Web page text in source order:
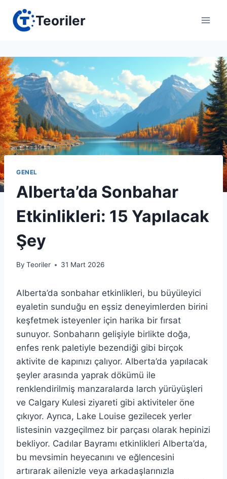
content
Teoriler
GENEL
Alberta’da Sonbahar
Etkinlikleri: 15 Yapılacak
Şey
By Teoriler 31 Mart 2026
Alberta’da sonbahar etkinlikleri, bu büyüleyici
eyaletin sunduğu en eşsiz deneyimlerden birini
keşfetmek isteyenler için harika bir fırsat
sunuyor. Sonbaharın gelişiyle birlikte doğa,
enfes renk paletiyle bezendiği gibi birçok
aktivite de kapınızı çalıyor. Alberta’da yapılacak
şeyler arasında yaprak dökümü ile
renklendirilmiş manzaralarda larch yürüyüşleri
ve Calgary Kulesi ziyareti gibi aktiviteler öne
çıkıyor. Ayrıca, Lake Louise gezilecek yerler
listesinin vazgeçilmez bir parçası olarak hepinizi
bekliyor. Cadılar Bayramı etkinlikleri Alberta’da,
bu mevsimin heyecanını ve eğlencesini
artırarak ailenizle veya arkadaşlarınızla